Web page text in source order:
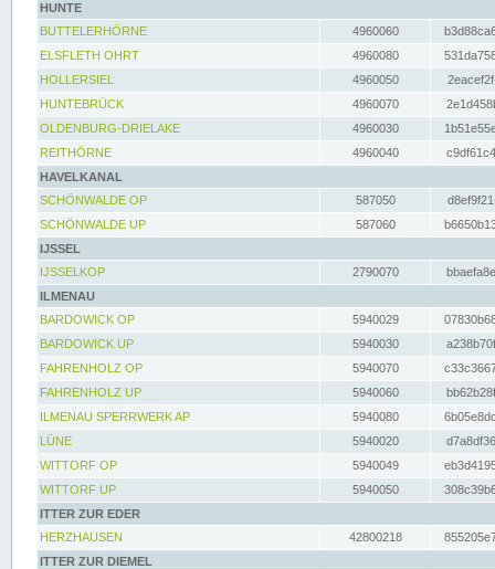
HUNTE
BUTTELERHÖRNE
4960060
ELSFLETH OHRT
4960080
HOLLERSIEL
4960050
HUNTEBRÜCK
4960070
OLDENBURG-DRIELAKE
4960030
REITHÖRNE
4960040
HAVELKANAL
SCHÖNWALDE OP
587050
SCHÖNWALDE UP
587060
IJSSEL
IJSSELKOP
2790070
ILMENAU
BARDOWICK OP
5940029
BARDOWICK UP
5940030
FAHRENHOLZ OP
5940070
FAHRENHOLZ UP
5940060
ILMENAU SPERRWERK AP
5940080
LÜNE
5940020
WITTORF OP
5940049
WITTORF UP
5940050
ITTER ZUR EDER
HERZHAUSEN
42800218
ITTER ZUR DIEMEL